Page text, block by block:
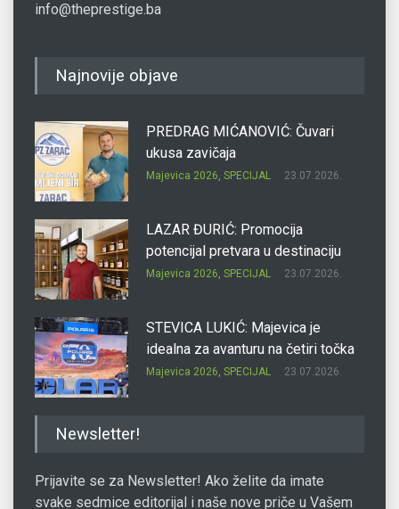
info@theprestige.ba
Najnovije objave
PREDRAG MIĆANOVIĆ: Čuvari
ukusa zavičaja
Majevica 2026, SPECIJAL 23.07.2026.
LAZAR ĐURIĆ: Promocija
potencijal pretvara u destinaciju
Majevica 2026, SPECIJAL 23.07.2026.
STEVICA LUKIĆ: Majevica je
idealna za avanturu na četiri točka
Majevica 2026, SPECIJAL 23.07.2026.
Newsletter!
Prijavite se za Newsletter! Ako želite da imate
svake sedmice editorijal i naše nove priče u Vašem